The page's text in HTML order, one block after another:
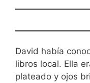
David había
libros local. Ella
plateado y ojos